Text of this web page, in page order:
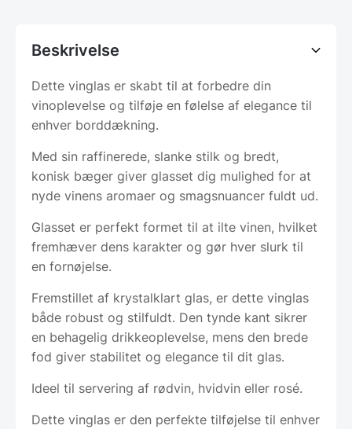
Beskrivelse
Dette vinglas er skabt til at forbedre din
vinoplevelse og tilføje en følelse af elegance til
enhver borddækning.
Med sin raffinerede, slanke stilk og bredt,
konisk bæger giver glasset dig mulighed for at
nyde vinens aromaer og smagsnuancer fuldt ud.
Glasset er perfekt formet til at ilte vinen, hvilket
fremhæver dens karakter og gør hver slurk til
en fornøjelse.
Fremstillet af krystalklart glas, er dette vinglas
både robust og stilfuldt. Den tynde kant sikrer
en behagelig drikkeoplevelse, mens den brede
fod giver stabilitet og elegance til dit glas.
Ideel til servering af rødvin, hvidvin eller rosé.
Dette vinglas er den perfekte tilføjelse til enhver